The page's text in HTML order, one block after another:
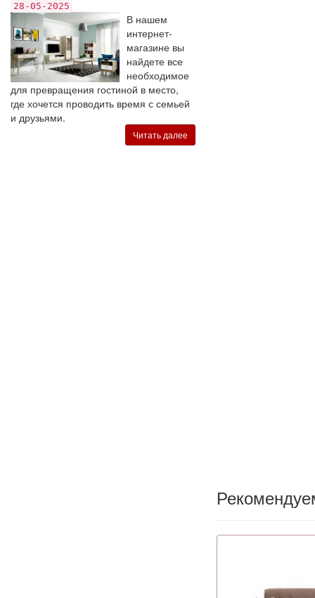
28-05-2025
В нашем
интернет-
магазине вы
найдете все
необходимое
для превращения гостиной в место,
где хочется проводить время с семьей
и друзьями.
Читать далее